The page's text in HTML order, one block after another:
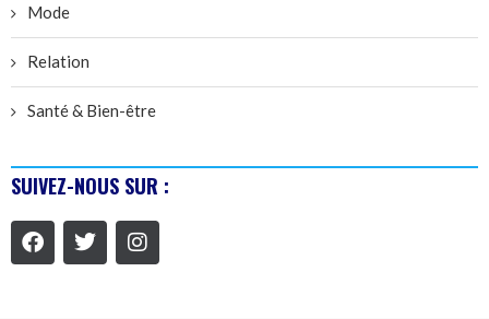
Mode
Relation
Santé & Bien-être
SUIVEZ-NOUS SUR :